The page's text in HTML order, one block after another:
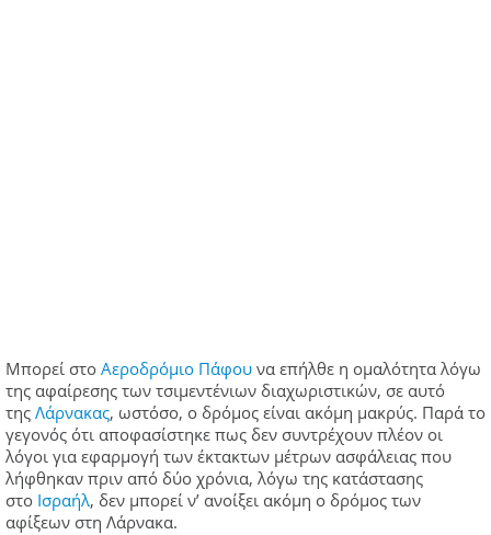
Μπορεί στο Αεροδρόμιο Πάφου να επήλθε η ομαλότητα λόγω
της αφαίρεσης των τσιμεντένιων διαχωριστικών, σε αυτό
της Λάρνακας, ωστόσο, ο δρόμος είναι ακόμη μακρύς. Παρά το
γεγονός ότι αποφασίστηκε πως δεν συντρέχουν πλέον οι
λόγοι για εφαρμογή των έκτακτων μέτρων ασφάλειας που
λήφθηκαν πριν από δύο χρόνια, λόγω της κατάστασης
στο Ισραήλ, δεν μπορεί ν’ ανοίξει ακόμη ο δρόμος των
αφίξεων στη Λάρνακα.